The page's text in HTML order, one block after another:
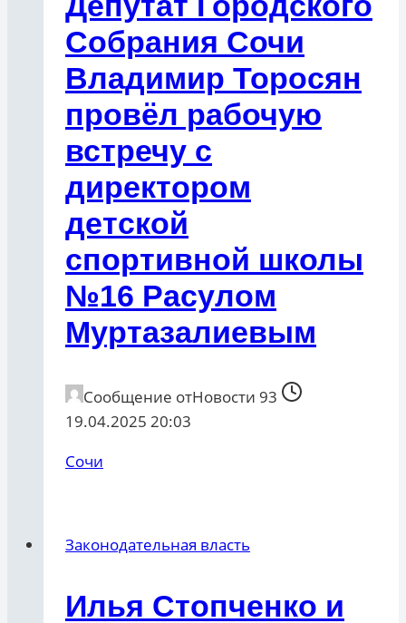
Собрания Сочи
Владимир Торосян
провёл рабочую
встречу с
директором
детской
спортивной школы
№16 Расулом
Муртазалиевым
Сообщение отНовости 93
19.04.2025 20:03
Сочи
Законодательная власть
Илья Стопченко и